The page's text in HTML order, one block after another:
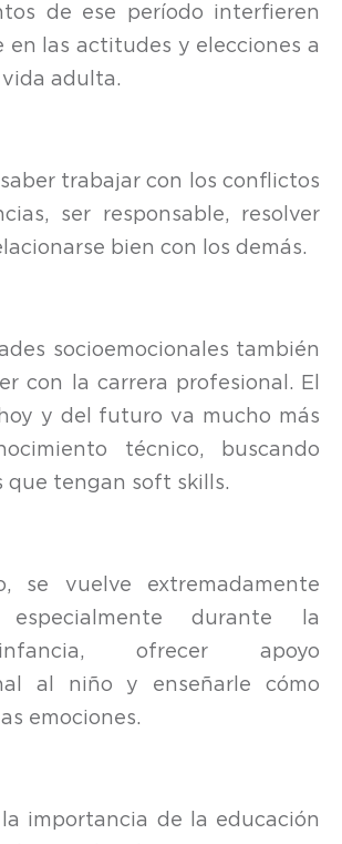
de ese período interfieren
en las actitudes y elecciones a
vida adulta.
saber trabajar con los conflictos
ser responsable, resolver
bien con los demás.
socioemocionales también
con la carrera profesional. El
y del futuro va mucho más
técnico, buscando
que tengan soft skills.
se vuelve extremadamente
especialmente durante la
ofrecer apoyo
al niño y enseñarle cómo
emociones.
importancia de la educación